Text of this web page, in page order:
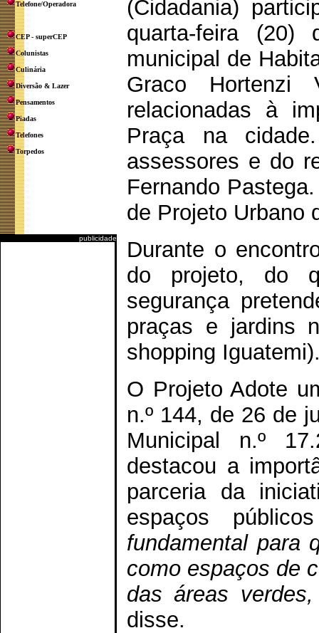
Telefone/Operadora
CEP - superCEP
Colunistas
Culinária
Diversão & Lazer
Pensamentos
Piadas
Telefones
Torpedos
publicidade
(Cidadania)
quarta-feira
municipal de
Graco Hortenzi
relacionadas à
Praça na
assessores e do
Fernando
de Projeto Urbano
Durante o
do projeto, do
segurança
praças e jardins
shopping
O Projeto Adote
n.º 144, de 26 de
Municipal n.º
destacou a
parceria da
espaços
fundamental para
como espaços de
das áreas
disse.